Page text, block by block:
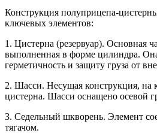
Конструкция полуприцепа-
ключевых элементов:
1. Цистерна (резервуар). Основная
выполненная в форме цилиндра.
герметичность и защиту груза от
2. Шасси. Несущая конструкция, на
цистерна. Шасси оснащено осевой
3. Седельный шкворень. Элемент
тягачом.